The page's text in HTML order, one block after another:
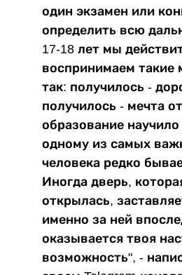
один экзамен или
определить всю
17-18 лет мы
воспринимаем
так: получилось -
получилось - мечта
образование
одному из самых
человека редко
Иногда дверь,
открылась,
именно за ней
оказывается твоя
возможность", -